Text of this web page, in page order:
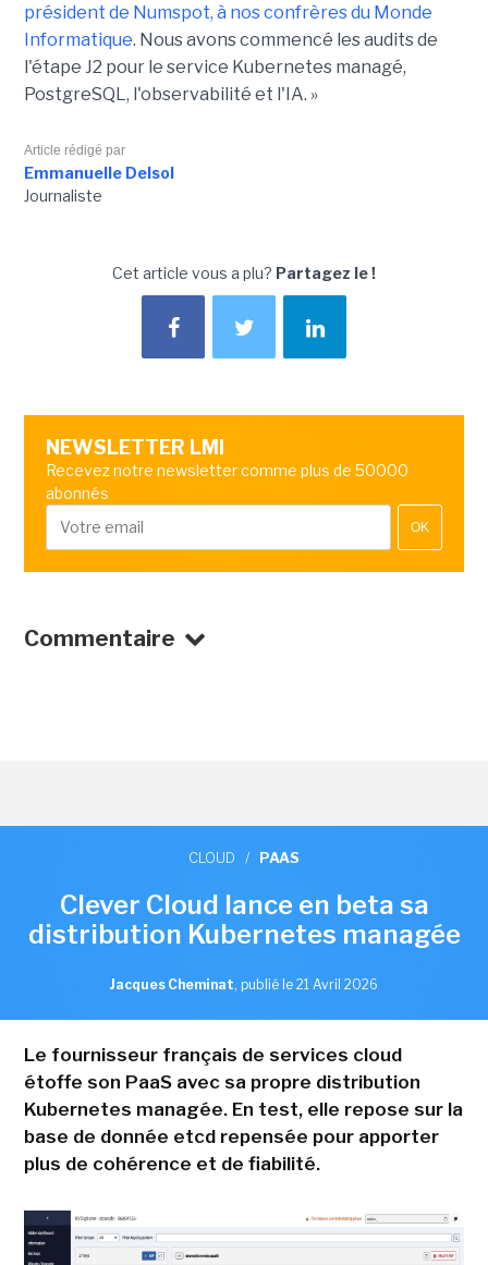
président de Numspot, à nos confrères du Monde
Informatique. Nous avons commencé les audits de
l'étape J2 pour le service Kubernetes managé,
PostgreSQL, l'observabilité et l'IA. »
Article rédigé par
Emmanuelle Delsol
Journaliste
Cet article vous a plu? Partagez le !
NEWSLETTER LMI
Recevez notre newsletter comme plus de 50000
abonnés
OK
Commentaire
CLOUD / PAAS
Clever Cloud lance en beta sa
distribution Kubernetes managée
Jacques Cheminat, publié le 21 Avril 2026
Le fournisseur français de services cloud
étoffe son PaaS avec sa propre distribution
Kubernetes managée. En test, elle repose sur la
base de donnée etcd repensée pour apporter
plus de cohérence et de fiabilité.